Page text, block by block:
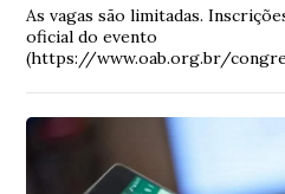
As vagas são limitadas.
oficial do evento
(https://www.oab.org.br/